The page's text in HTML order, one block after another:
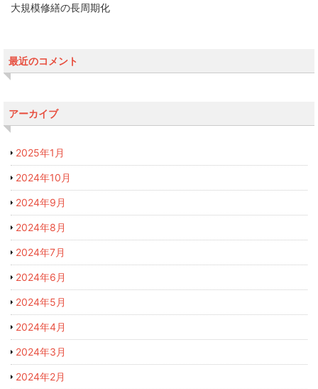
大規模修繕の長周期化
最近のコメント
アーカイブ
2025年1月
2024年10月
2024年9月
2024年8月
2024年7月
2024年6月
2024年5月
2024年4月
2024年3月
2024年2月